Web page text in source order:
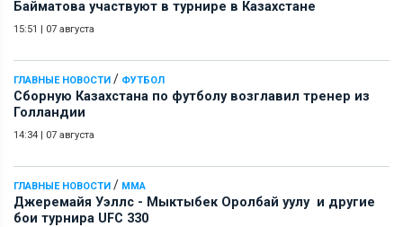
Байматова участвуют в турнире в Казахстане
15:51 | 07 августа
ГЛАВНЫЕ НОВОСТИ / ФУТБОЛ
Сборную Казахстана по футболу возглавил тренер из
Голландии
14:34 | 07 августа
ГЛАВНЫЕ НОВОСТИ / ММА
Джеремайя Уэллс - Мыктыбек Оролбай уулу и другие
бои турнира UFC 330